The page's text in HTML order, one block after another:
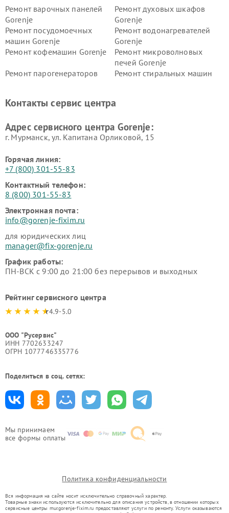
Мы принимаем
все формы оплаты
Ремонт варочных панелей
Gorenje
Ремонт духовых шкафов
Gorenje
Ремонт посудомоечных
машин Gorenje
Ремонт водонагревателей
Gorenje
Ремонт кофемашин Gorenje
Ремонт микроволновых
печей Gorenje
Ремонт парогенераторов
Ремонт стиральных машин
Контакты сервис центра
Адрес сервисного центра Gorenje:
г. Мурманск, ул. Капитана Орликовой, 15
Горячая линия:
+7 (800) 301-55-83
Контактный телефон:
8 (800) 301-55-83
Электронная почта:
info@gorenje-fixim.ru
для юридических лиц
manager@fix-gorenje.ru
График работы:
ПН-ВСК с 9:00 до 21:00 без перерывов и выходных
Рейтинг сервисного центра
4.9-5.0
ООО "Русервис"
ИНН 7702633247
ОГРН 1077746335776
Поделиться в соц. сетях:
Политика конфиденциальности
Вся информация на сайте носит исключительно справочный характер.
Товарные знаки используются исключительно для описания устройств, в отношении которых
сервисные центры mur.gorenje-fixim.ru предоставляют услуги по ремонту. Услуги оказываются